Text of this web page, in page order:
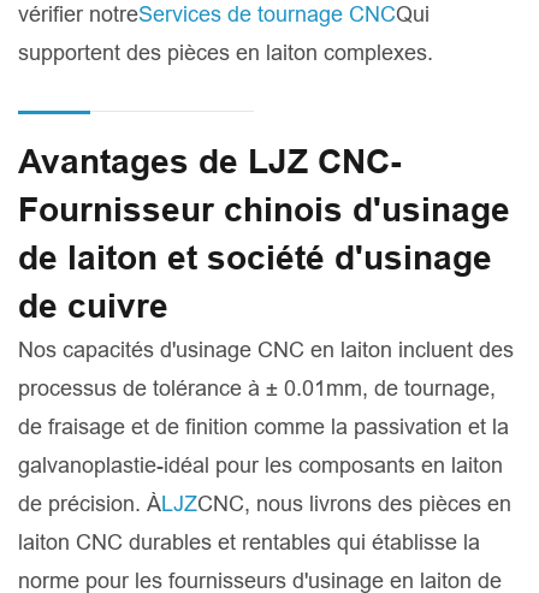
vérifier notreServices de tournage CNCQui
supportent des pièces en laiton complexes.
Avantages de LJZ CNC-
Fournisseur chinois d'usinage
de laiton et société d'usinage
de cuivre
Nos capacités d'usinage CNC en laiton incluent des
processus de tolérance à ± 0.01mm, de tournage,
de fraisage et de finition comme la passivation et la
galvanoplastie-idéal pour les composants en laiton
de précision. ÀLJZCNC, nous livrons des pièces en
laiton CNC durables et rentables qui établisse la
norme pour les fournisseurs d'usinage en laiton de